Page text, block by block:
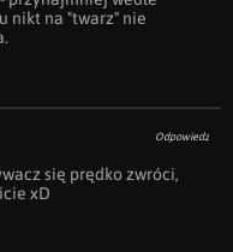
nikt na "twarz" nie
Odpowiedz
się prędko zwróci,
xD